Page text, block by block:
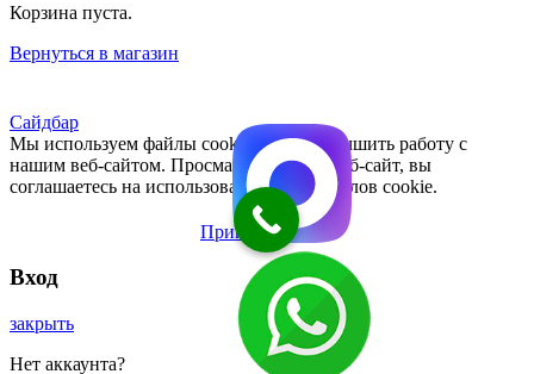
Корзина пуста.
Вернуться в магазин
Сайдбар
Мы используем файлы cookie, чтобы улучшить работу с
нашим веб-сайтом. Просматривая этот веб-сайт, вы
соглашаетесь на использование нами файлов cookie.
Принять
Вход
закрыть
Нет аккаунта?